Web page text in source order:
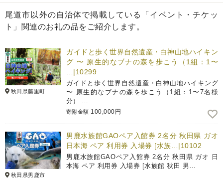
尾道市以外の自治体で掲載している「イベント・チケッ
ト」関連のお礼の品をご紹介します。
秋田県藤里町
ガイドと歩く世界自然遺産・白神山地ハイキン
グ 〜 原生的なブナの森を歩こう（1組：1〜
…|10299
ガイドと歩く世界自然遺産・白神山地ハイキング
〜 原生的なブナの森を歩こう（1組：1〜7名様
分） …
寄附金額 100,000円
秋田県男鹿市
男鹿水族館GAOペア入館券 2名分 秋田県 ガオ
日本海 ペア 利用券 入場券 [水族…|10102
男鹿水族館GAOペア入館券 2名分 秋田県 ガオ 日
本海 ペア 利用券 入場券 [水族館 秋田 男…